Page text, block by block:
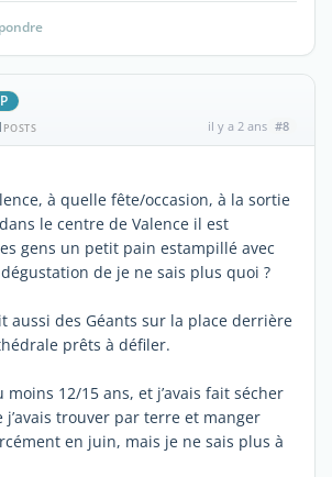
POSTS il y a 2 ans #8
à quelle fête/occasion, à la sortie
le centre de Valence il est
gens un petit pain estampillé avec
de je ne sais plus quoi ?
aussi des Géants sur la place derrière
prêts à défiler.
moins 12/15 ans, et j’avais fait sécher
trouver par terre et manger
en juin, mais je ne sais plus à